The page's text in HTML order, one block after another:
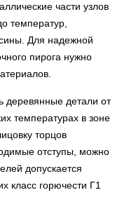
части узлов
температур,
Для надежной
пирога нужно
деревянные детали от
температурах в зоне
торцов
отступы, можно
допускается
класс горючести Г1